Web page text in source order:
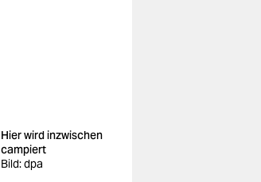
Hier wird inzwischen
campiert
Bild: dpa